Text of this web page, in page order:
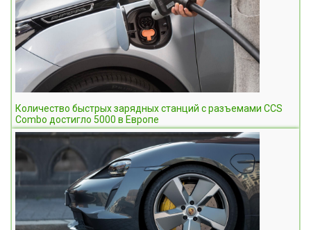
Количество быстрых зарядных станций с разъемами CCS
Combo достигло 5000 в Европе